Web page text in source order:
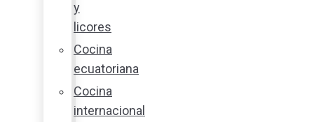
y
licores
Cocina
ecuatoriana
Cocina
internacional